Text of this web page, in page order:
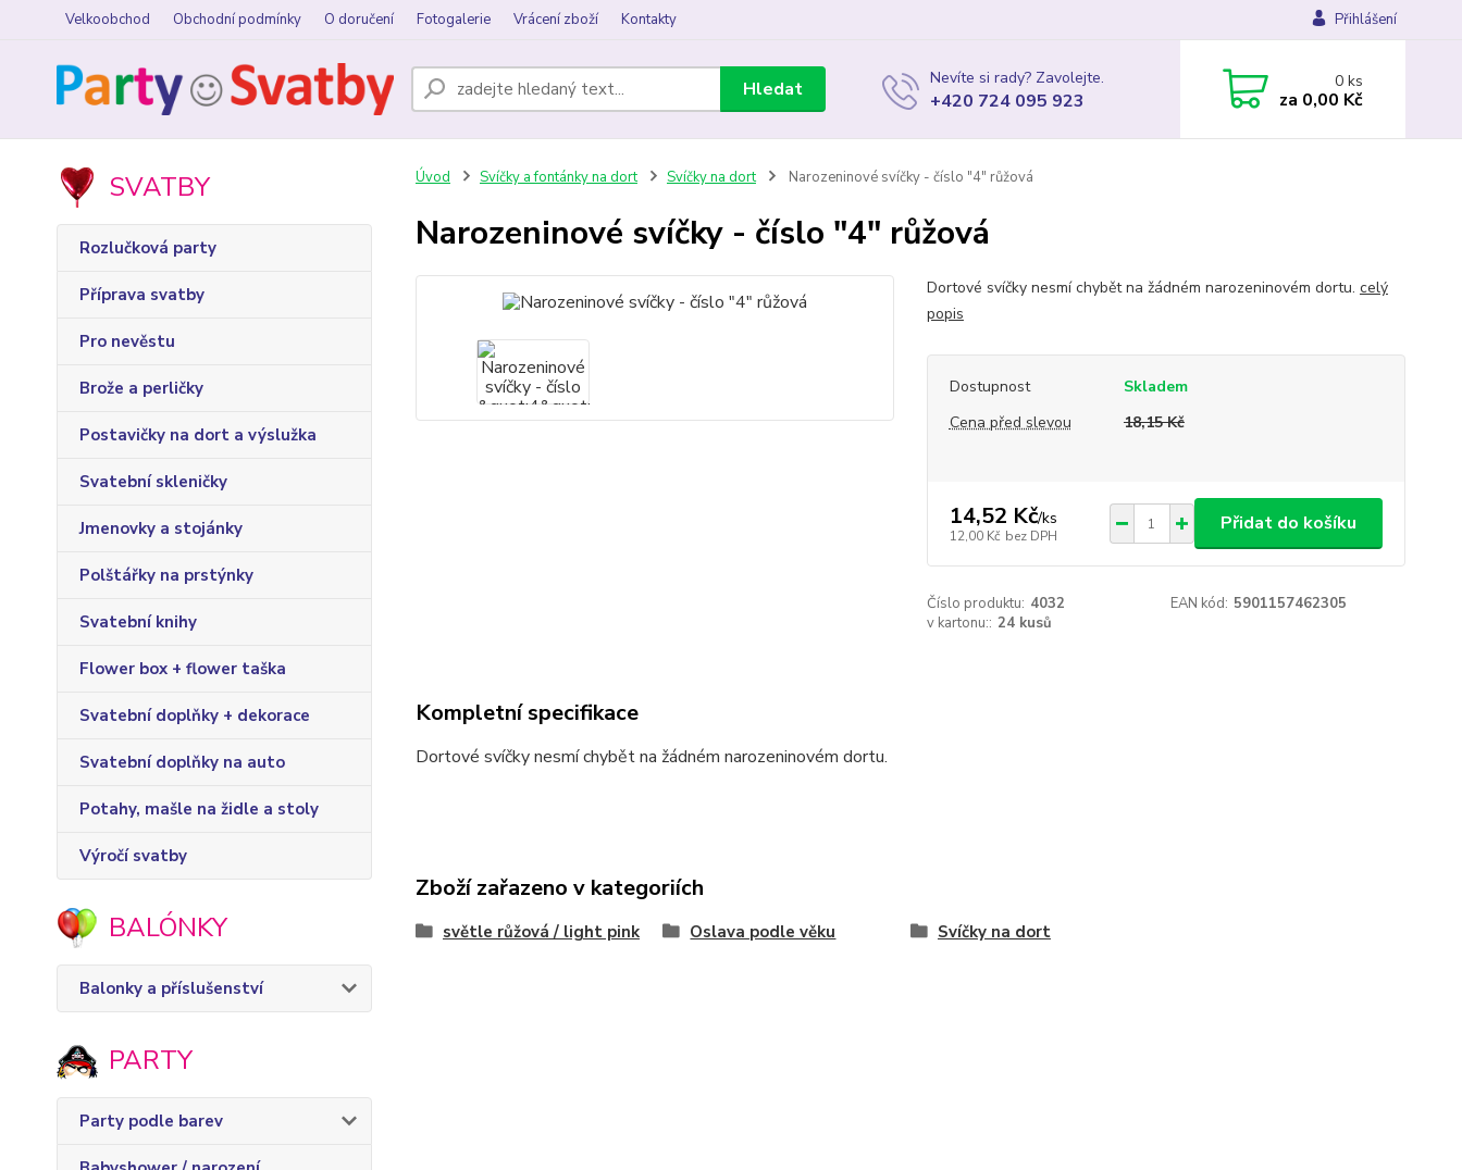
Velkoobchod Obchodní podmínky O doručení Fotogalerie Vrácení zboží Kontakty Přihlášení
Hledat Nevíte si rady? Zavolejte.
+420 724 095 923
0ks
za 0,00 Kč
SVATBY
Rozlučková party
Příprava svatby
Pro nevěstu
Brože a perličky
Postavičky na dort a výslužka
Svatební skleničky
Jmenovky a stojánky
Polštářky na prstýnky
Svatební knihy
Flower box + flower taška
Svatební doplňky + dekorace
Svatební doplňky na auto
Potahy, mašle na židle a stoly
Výročí svatby
BALÓNKY
Balonky a příslušenství
PARTY
Party podle barev
Úvod Svíčky a fontánky na dort Svíčky na dort Narozeninové svíčky - číslo "4" růžová
Narozeninové svíčky - číslo "4" růžová
Dortové svíčky nesmí chybět na žádném narozeninovém dortu. celý
popis
Dostupnost
Skladem
Cena před slevou
18,15 Kč
14,52 Kč/ks
12,00 Kč bez DPH
Přidat do košíku
Číslo produktu: 4032 EAN kód: 5901157462305
v kartonu:: 24 kusů
Kompletní specifikace
Dortové svíčky nesmí chybět na žádném narozeninovém dortu.
Zboží zařazeno v kategoriích
světle růžová / light pink Oslava podle věku Svíčky na dort